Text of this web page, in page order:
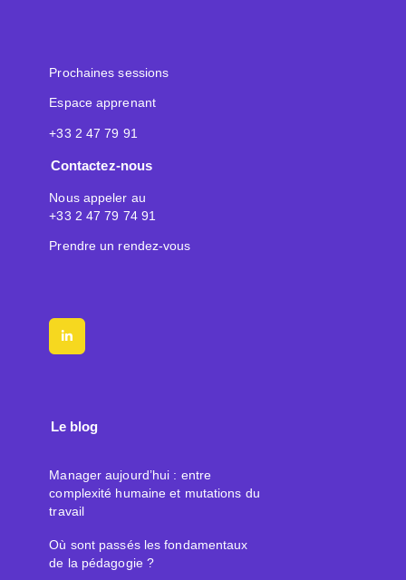
Prochaines sessions
Espace apprenant
+33 2 47 79 91
Contactez-nous
Nous appeler au
+33 2 47 79 74 91
Prendre un rendez-vous
Le blog
Manager aujourd’hui : entre
complexité humaine et mutations du
travail
Où sont passés les fondamentaux
de la pédagogie ?